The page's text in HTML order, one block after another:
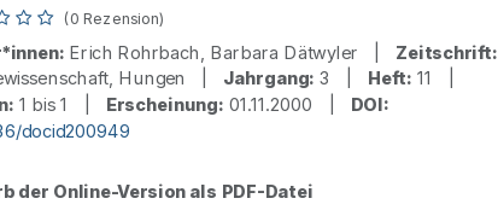
(0 Rezension)
Erich Rohrbach, Barbara Dätwyler | Zeitschrift:
Hungen | Jahrgang: 3 | Heft: 11 |
1 bis 1 | Erscheinung: 01.11.2000 | DOI:
docid200949
der Online-Version als PDF-Datei